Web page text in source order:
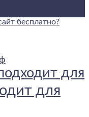
для
с
удочкой
бесплатно?
для
для